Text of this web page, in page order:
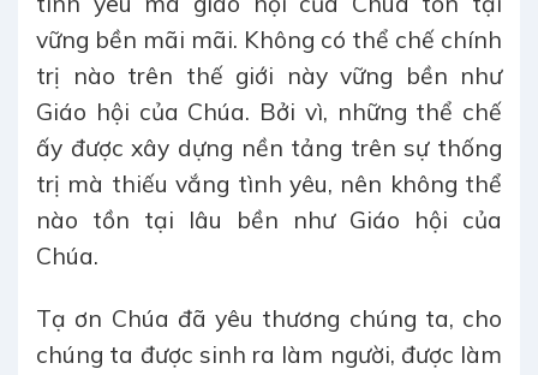
vững bền mãi mãi. Không có thể chế chính
trị nào trên thế giới này vững bền như
Giáo hội của Chúa. Bởi vì, những thể chế
ấy được xây dựng nền tảng trên sự thống
trị mà thiếu vắng tình yêu, nên không thể
nào tồn tại lâu bền như Giáo hội của
Chúa.
Tạ ơn Chúa đã yêu thương chúng ta, cho
chúng ta được sinh ra làm người, được làm